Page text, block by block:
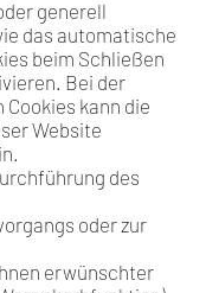
generell
das automatische
beim Schließen
Bei der
kann die
Website
des
oder zur
erwünschter